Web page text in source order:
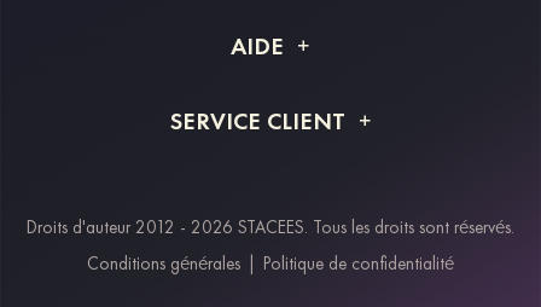
Livraison
AIDE
Retour et remboursement
SERVICE CLIENT
Modes de paiement
Klarna
Droits d'auteur 2012 - 2026 STACEES. Tous les droits sont réservés.
Conditions générales
Politique de confidentialité